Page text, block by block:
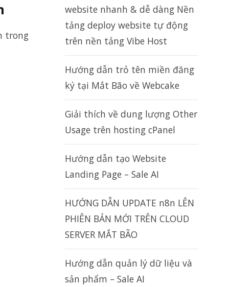
trong
website nhanh & dễ dàng Nền
tảng deploy website tự động
trên nền tảng Vibe Host
Hướng dẫn trỏ tên miền đăng
ký tại Mắt Bão về Webcake
Giải thích về dung lượng Other
Usage trên hosting cPanel
Hướng dẫn tạo Website
Landing Page – Sale AI
HƯỚNG DẪN UPDATE n8n LÊN
PHIÊN BẢN MỚI TRÊN CLOUD
SERVER MẮT BÃO
Hướng dẫn quản lý dữ liệu và
sản phẩm – Sale AI